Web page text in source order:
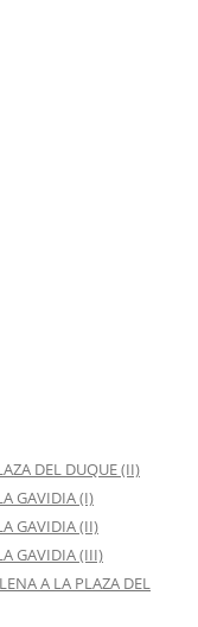
DEL DUQUE (II)
GAVIDIA (I)
GAVIDIA (II)
GAVIDIA (III)
A LA PLAZA DEL